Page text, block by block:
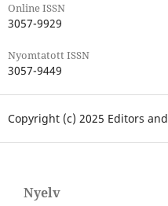
Online ISSN
3057-9929
Nyomtatott ISSN
3057-9449
Copyright (c) 2025 Editors
Nyelv